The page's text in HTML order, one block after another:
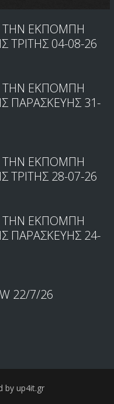
ΤΗΝ ΕΚΠΟΜΠΗ
ΤΡΙΤΗΣ 04-08-26
ΤΗΝ ΕΚΠΟΜΠΗ
ΠΑΡΑΣΚΕΥΗΣ 31-
ΤΗΝ ΕΚΠΟΜΠΗ
ΤΡΙΤΗΣ 28-07-26
ΤΗΝ ΕΚΠΟΜΠΗ
ΠΑΡΑΣΚΕΥΗΣ 24-
22/7/26
by up4it.gr